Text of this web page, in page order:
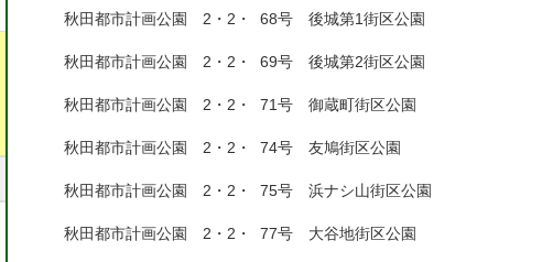
秋田都市計画公園 2・2・ 68号 後城第1街区公園
秋田都市計画公園 2・2・ 69号 後城第2街区公園
秋田都市計画公園 2・2・ 71号 御蔵町街区公園
秋田都市計画公園 2・2・ 74号 友鳩街区公園
秋田都市計画公園 2・2・ 75号 浜ナシ山街区公園
秋田都市計画公園 2・2・ 77号 大谷地街区公園